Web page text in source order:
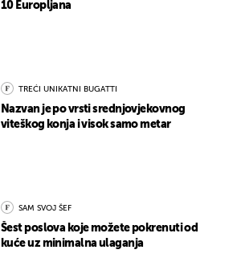
10 Europljana
TREĆI UNIKATNI BUGATTI
Nazvan je po vrsti srednjovjekovnog
viteškog konja i visok samo metar
SAM SVOJ ŠEF
Šest poslova koje možete pokrenuti od
kuće uz minimalna ulaganja